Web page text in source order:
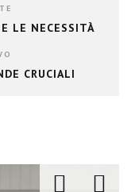
LE NECESSITÀ
CRUCIALI